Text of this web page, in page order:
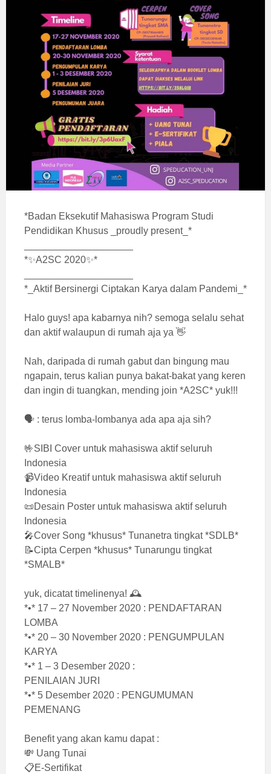
*Badan Eksekutif Mahasiswa Program Studi
Pendidikan Khusus _proudly present_*
*✨A2SC 2020✨*
*_Aktif Bersinergi Ciptakan Karya dalam Pandemi_*
Halo guys! apa kabarnya nih? semoga selalu sehat
dan aktif walaupun di rumah aja ya 👋
Nah, daripada di rumah gabut dan bingung mau
ngapain, terus kalian punya bakat-bakat yang keren
dan ingin di tuangkan, mending join *A2SC* yuk!!!
🗣️ : terus lomba-lombanya ada apa aja sih?
🤟SIBI Cover untuk mahasiswa aktif seluruh
Indonesia
📹Video Kreatif untuk mahasiswa aktif seluruh
Indonesia
📜Desain Poster untuk mahasiswa aktif seluruh
Indonesia
🎤Cover Song *khusus* Tunanetra tingkat *SDLB*
📝Cipta Cerpen *khusus* Tunarungu tingkat
*SMALB*
yuk, dicatat timelinenya! 🕰
*•* 17 – 27 November 2020 : PENDAFTARAN
LOMBA
*•* 20 – 30 November 2020 : PENGUMPULAN
KARYA
*•* 1 – 3 Desember 2020 :
PENILAIAN JURI
*•* 5 Desember 2020 : PENGUMUMAN
PEMENANG
Benefit yang akan kamu dapat :
💸 Uang Tunai
📋E-Sertifikat